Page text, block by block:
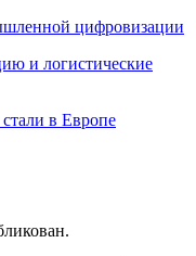
цифровизации
и логистические
в Европе